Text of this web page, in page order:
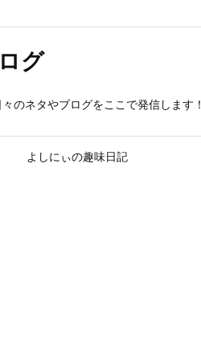
グ
のネタやブログをここで発信します！
よしにぃの趣味日記